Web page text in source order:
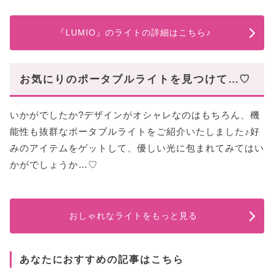
『LUMIO』のライトの詳細はこちら♪
お気にりのポータブルライトを見つけて…♡
いかがでしたか?デザインがオシャレなのはもちろん、機
能性も抜群なポータブルライトをご紹介いたしました♪好
みのアイテムをゲットして、優しい光に包まれてみてはい
かがでしょうか…♡
おしゃれなライトをもっと見る
あなたにおすすめの記事はこちら